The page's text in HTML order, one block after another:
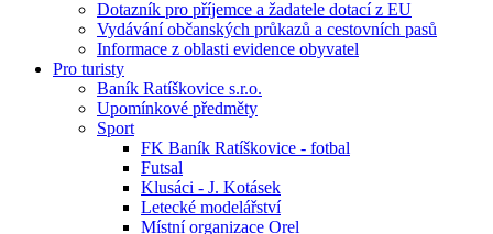
Dotazník pro příjemce a žadatele dotací z EU
Vydávání občanských průkazů a cestovních pasů
Informace z oblasti evidence obyvatel
Pro turisty
Baník Ratíškovice s.r.o.
Upomínkové předměty
Sport
FK Baník Ratíškovice - fotbal
Futsal
Klusáci - J. Kotásek
Letecké modelářství
Místní organizace Orel